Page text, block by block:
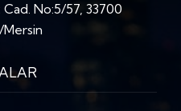
No:5/57, 33700